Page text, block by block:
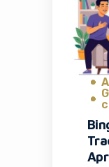
la
et